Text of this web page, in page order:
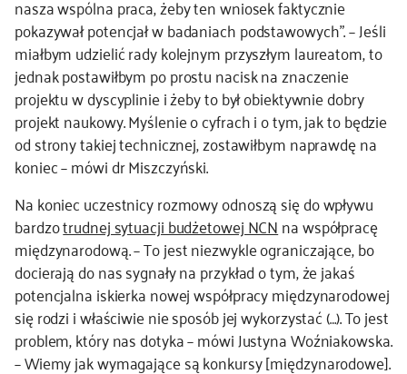
nasza wspólna praca, żeby ten wniosek faktycznie
pokazywał potencjał w badaniach podstawowych”. – Jeśli
miałbym udzielić rady kolejnym przyszłym laureatom, to
jednak postawiłbym po prostu nacisk na znaczenie
projektu w dyscyplinie i żeby to był obiektywnie dobry
projekt naukowy. Myślenie o cyfrach i o tym, jak to będzie
od strony takiej technicznej, zostawiłbym naprawdę na
koniec – mówi dr Miszczyński.
Na koniec uczestnicy rozmowy odnoszą się do wpływu
bardzotrudnej sytuacji budżetowej NCNna współpracę
międzynarodową. – To jest niezwykle ograniczające, bo
docierają do nas sygnały na przykład o tym, że jakaś
potencjalna iskierka nowej współpracy międzynarodowej
się rodzi i właściwie nie sposób jej wykorzystać (…). To jest
problem, który nas dotyka – mówi Justyna Woźniakowska.
– Wiemy jak wymagające są konkursy [międzynarodowe].